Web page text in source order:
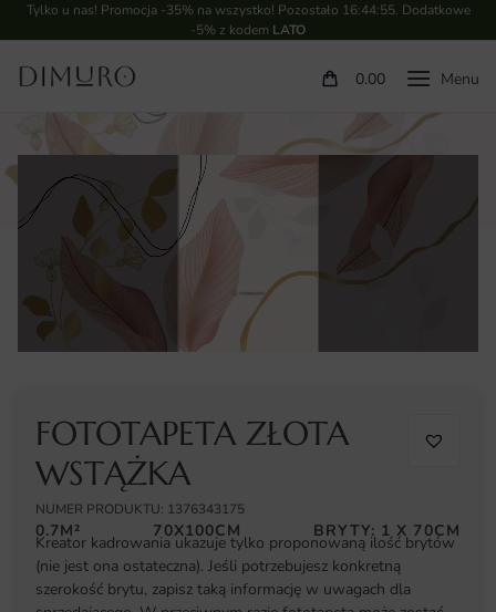
Tylko u nas! Promocja -35% na wszystko! Pozostało 16:44:54. Dodatkowe
-5% z kodem LATO
0.00
FOTOTAPETA ZŁOTA
WSTĄŻKA
NUMER PRODUKTU: 1376343175
0.7M² 70X100CM BRYTY: 1 X 70CM
Kreator kadrowania ukazuje tylko proponowaną ilość brytów
(nie jest ona ostateczna). Jeśli potrzebujesz konkretną
szerokość brytu, zapisz taką informację w uwagach dla